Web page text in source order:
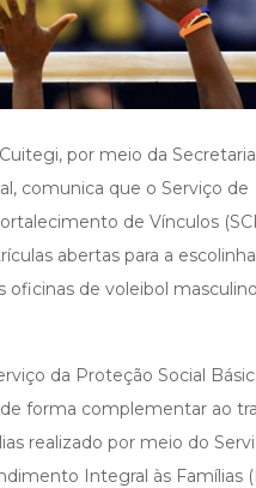
por meio da
comunica que o Serviço de
de Vínculos
abertas para a
oficinas de voleibol
da Proteção Social
forma complementar ao
realizado por meio do
Integral às Famílias